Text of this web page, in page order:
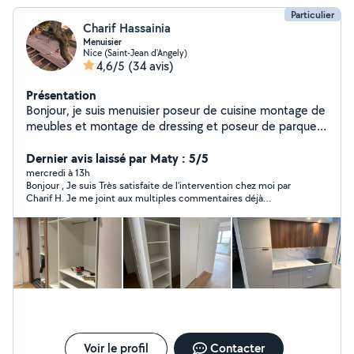
Particulier
Charif Hassainia
Menuisier
Nice (Saint-Jean d'Angely)
4,6/5 (34 avis)
Présentation
Bonjour, je suis menuisier poseur de cuisine montage de
meubles et montage de dressing et poseur de parquet.
week-end.
Dernier avis laissé par Maty : 5/5
mercredi à 13h
Bonjour , Je suis Très satisfaite de l'intervention chez moi par
Charif H. Je me joint aux multiples commentaires déjà
rapidité, minutie, et concentration sur ce qu'il opère Ainsi que
sa grande disponibilité, et arrangements. Je ferais encor appel
à lui en cas de besoin . Merci à Lui pour tout
Voir le profil Contacter